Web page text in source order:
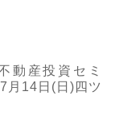
動産投資セミ
月14日(日)四ツ